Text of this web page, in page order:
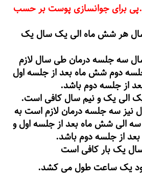
برای جوانسازی پوست بر حسب
سنین ۳۰ الی ۴۰ سال هر شش ماه الی یک سال یک
سنین ۴۰ الی ۵۰ سال سه جلسه درمان طی سال لازم
دوم شش ماه بعد از جلسه اول
از جلسه دوم باشد.
یک الی یک و نیم سال کافی است.
بالای ۵۰ سال نیز سه جلسه درمان لازم است به
الی شش ماه بعد از جلسه اول و
از جلسه دوم باشد.
یک بار کافی است
یک ساعت طول می کشد.